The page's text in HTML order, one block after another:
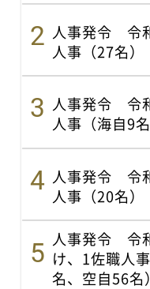
人事発令 令
人事（27名）
人事発令 令
人事（海自9
人事発令 令
人事（20名）
人事発令 令
け、1佐職人
名、空自56名）